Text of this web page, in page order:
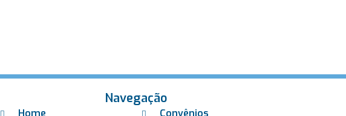
Navegação